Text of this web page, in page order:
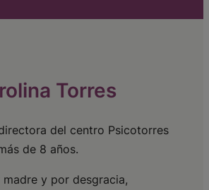
Torres
del centro Psicotorres
de 8 años.
madre y por desgracia,